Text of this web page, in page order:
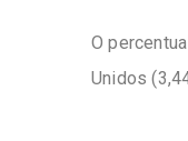
O
Unidos